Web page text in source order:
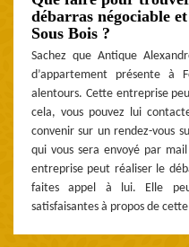
débarras négociable
Sous Bois ?
Sachez que Antique
d’appartement présente à
alentours. Cette entreprise
cela, vous pouvez lui
convenir sur un rendez-vous
qui vous sera envoyé par
entreprise peut réaliser le
faites appel à lui. Elle
satisfaisantes à propos de